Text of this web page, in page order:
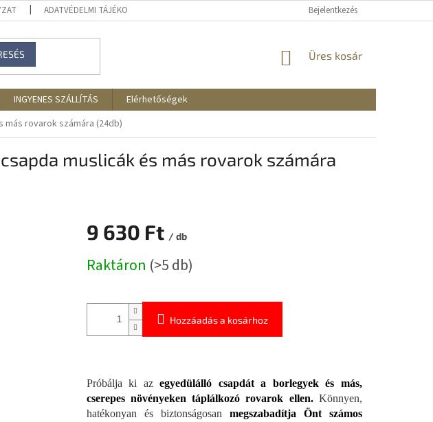
ADATVÉDELMI TÁJÉKOZTATÓ REKLAMÁCIÓK ÉS
Bejelentkezés
KOSÁR
Üres kosár
INGYENES SZÁLLÍTÁS
Elérhetőségek
más rovarok számára (24db)
csapda muslicák és más rovarok számára
9 630 Ft / db
Raktáron (>5 db)
Hozzáadás a kosárhoz
Próbálja ki azegyedülálló csapdát a borlegyek és más,
cserepes növényeken táplálkozó rovarok ellen.Könnyen,
hatékonyan és biztonságosan megszabadítja Önt számos